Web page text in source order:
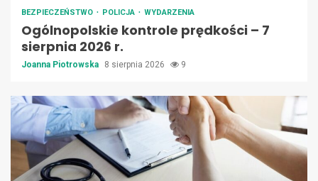
BEZPIECZEŃSTWO POLICJA WYDARZENIA
Ogólnopolskie kontrole prędkości – 7
sierpnia 2026 r.
Joanna Piotrowska 8 sierpnia 2026 9